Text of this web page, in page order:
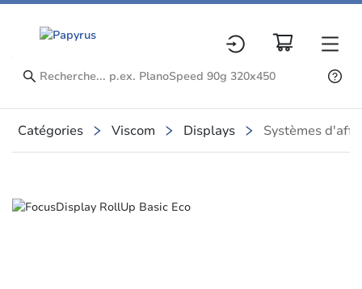
Catégories Viscom Displays Systèmes
Slide 1 of 4